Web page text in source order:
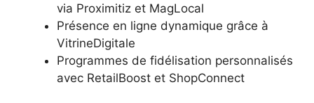
via Proximitiz et MagLocal
Présence en ligne dynamique grâce à
VitrineDigitale
Programmes de fidélisation personnalisés
avec RetailBoost et ShopConnect